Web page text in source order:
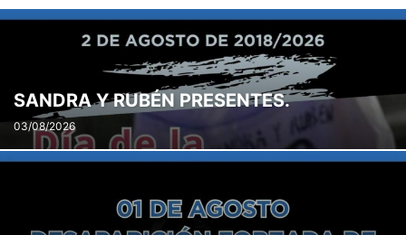
ED. FORMAL NO OBLIGATORIA ESC. DE GESTIÓN SOCIAL I.S.S.N.
INCLUSIÓN Y EDUCACIÓN ESPECIAL MODALIDAD ADULTOS
NIVEL PRIMARIO VOCALÍA GREMIAL
SANDRA Y RUBÉN PRESENTES.
03/08/2026